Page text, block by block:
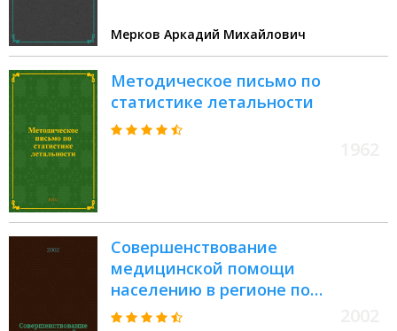
Мерков Аркадий Михайлович
Методическое письмо по
статистике летальности
Совершенствование
медицинской помощи
населению в регионе по
принципу типологизации